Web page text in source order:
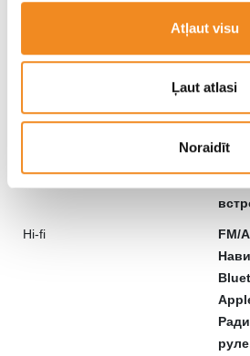
Atļaut visu
Ļaut atlasi
Noraidīt
Эл.
Hi-fi
FM/